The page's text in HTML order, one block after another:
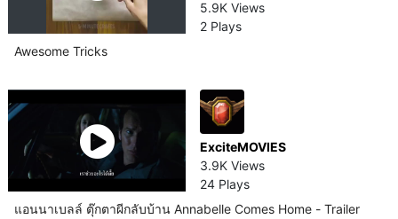
5.9K Views
2 Plays
Awesome Tricks
ExciteMOVIES
3.9K Views
24 Plays
แอนนาเบลล์ ตุ๊กตาผีกลับบ้าน Annabelle Comes Home - Trailer